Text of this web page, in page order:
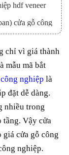
hdf veneer
cửa gỗ công
MDF Veneer
MDF
công nghiệp
chỉ vì giá thành
mẫu mã bắt
nghiệp là
đặt dễ dàng.
nhiều trong
tầng. Vậy cửa
giá cửa gỗ công
nghiệp.